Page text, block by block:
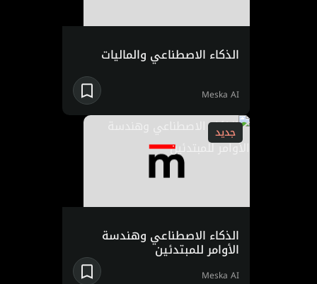
الذكاء الاصطناعي والماليات
Meska AI
جديد
الذكاء الاصطناعي وهندسة
الأوامر للمبتدئين
Meska AI